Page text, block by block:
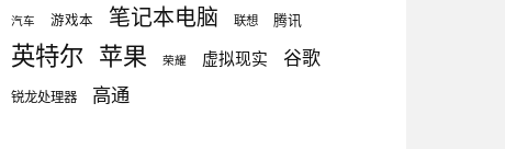
汽车 游戏本 笔记本电脑 联想 腾讯
英特尔 苹果 荣耀 虚拟现实 谷歌
锐龙处理器 高通